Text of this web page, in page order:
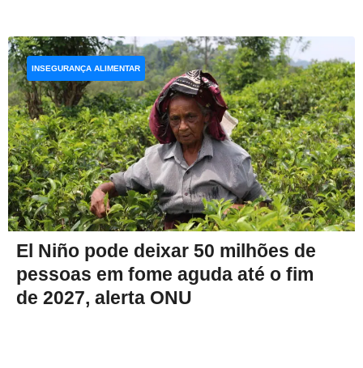
El Niño pode deixar 50 milhões de
pessoas em fome aguda até o fim
de 2027, alerta ONU
INSEGURANÇA ALIMENTAR